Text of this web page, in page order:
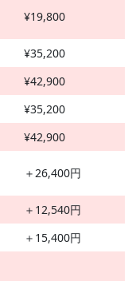
¥19,800
¥35,200
¥42,900
¥35,200
¥42,900
＋26,400円
＋12,540円
＋15,400円